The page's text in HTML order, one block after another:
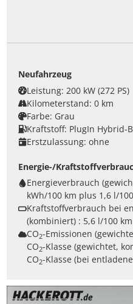
Neufahrzeug
Leistung: 200 kW (272 PS)
Kilometerstand: 0 km
Farbe: Grau
Kraftstoff: PlugIn Hybrid-
Erstzulassung: ohne
Energie-/
kWh/100 km plus 1,6
Kraftstoffverbrauch bei
(kombiniert) :
5,6 l/100 km
CO2-Emissionen
CO2
CO2